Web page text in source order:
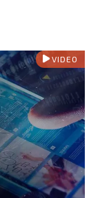
VIDEO